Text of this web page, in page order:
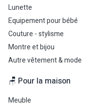
Lunette
Equipement pour bébé
Couture - stylisme
Montre et bijou
Autre vêtement & mode
🪑 Pour la maison
Meuble